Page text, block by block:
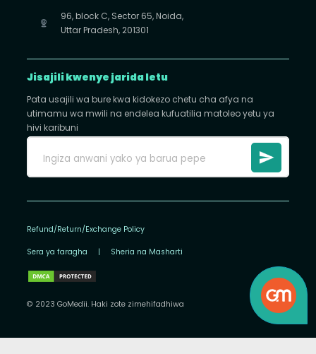
96, block C, Sector 65, Noida,
Uttar Pradesh, 201301
Jisajili kwenye jarida letu
Pata usajili wa bure kwa kidokezo chetu cha afya na
utimamu wa mwili na endelea kufuatilia matoleo yetu ya
hivi karibuni
Refund/Return/Exchange Policy
Sera ya faragha | Sheria na Masharti
© 2023 GoMedii. Haki zote zimehifadhiwa